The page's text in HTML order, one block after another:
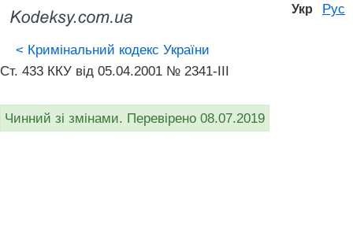
Укр Рус
< Кримінальний кодекс України
Ст. 433 ККУ від 05.04.2001 № 2341-III
Чинний зі змінами. Перевірено 08.07.2019